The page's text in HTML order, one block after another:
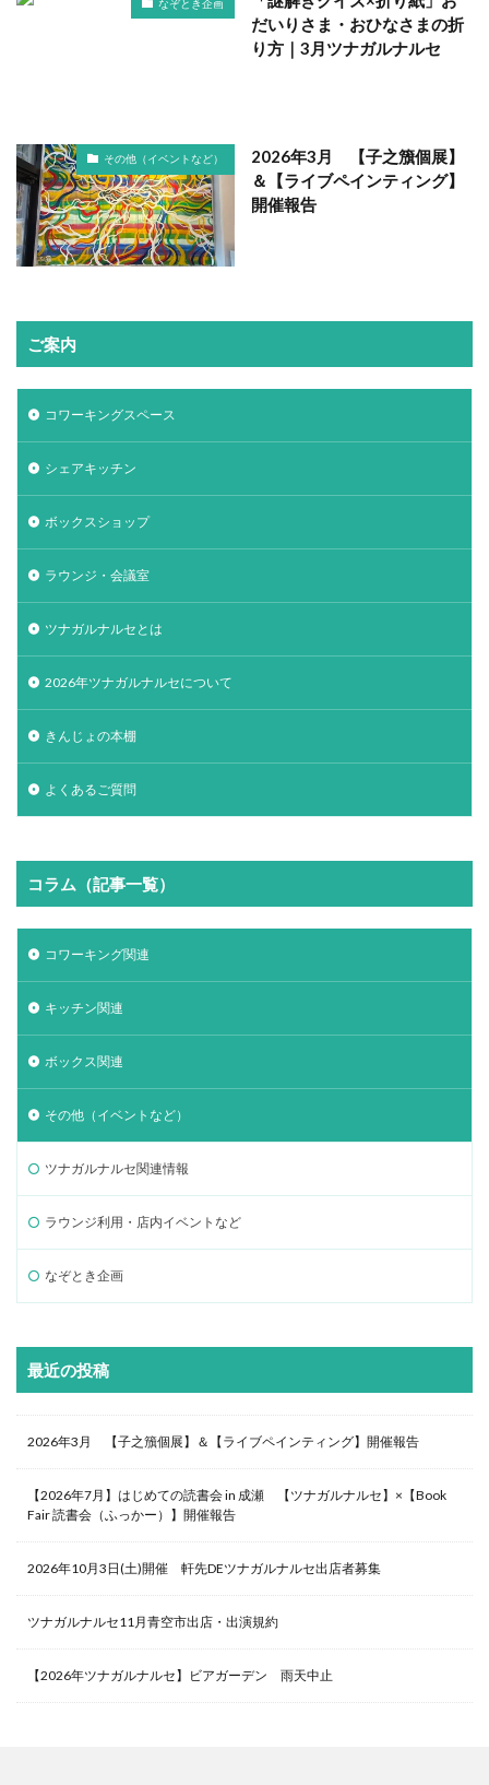
なぞとき企画
だいりさま・おひなさまの折
り方｜3月ツナガルナルセ
その他（イベントなど）
2026年3月 【子之籏個展】
＆【ライブペインティング】
開催報告
ご案内
コワーキングスペース
シェアキッチン
ボックスショップ
ラウンジ・会議室
ツナガルナルセとは
2026年ツナガルナルセについて
きんじょの本棚
よくあるご質問
コラム（記事一覧）
コワーキング関連
キッチン関連
ボックス関連
その他（イベントなど）
ツナガルナルセ関連情報
ラウンジ利用・店内イベントなど
なぞとき企画
最近の投稿
2026年3月 【子之籏個展】＆【ライブペインティング】開催報告
【2026年7月】はじめての読書会 in 成瀬 【ツナガルナルセ】×【Book
Fair 読書会（ふっかー）】開催報告
2026年10月3日(土)開催 軒先DEツナガルナルセ出店者募集
ツナガルナルセ11月青空市出店・出演規約
【2026年ツナガルナルセ】ビアガーデン 雨天中止